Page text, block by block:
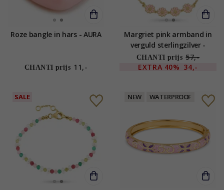
Roze bangle in hars - AURA
CHANTI prijs 11,-
Margriet pink armband in
verguld sterlingzilver -
Maggie
CHANTI prijs 57,-
EXTRA 40% 34,-
SALE NEW WATERPROOF